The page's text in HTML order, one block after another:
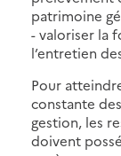
patrimoine
- valoriser la
l’entretien
Pour
constante
gestion, les
doivent